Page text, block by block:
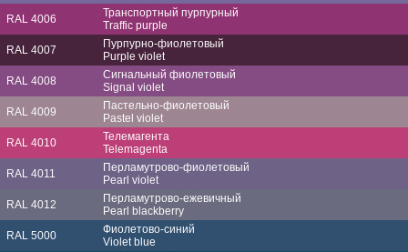
RAL 4006
Транспортный пурпурный
Traffic purple
RAL 4007
Пурпурно-фиолетовый
Purple violet
RAL 4008
Сигнальный фиолетовый
Signal violet
RAL 4009
Пастельно-фиолетовый
Pastel violet
RAL 4010
Телемагента
Telemagenta
RAL 4011
Перламутрово-фиолетовый
Pearl violet
RAL 4012
Перламутрово-ежевичный
Pearl blackberry
RAL 5000
Фиолетово-синий
Violet blue